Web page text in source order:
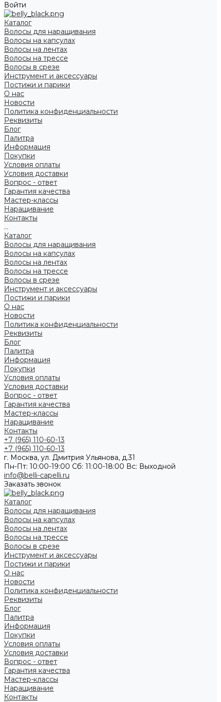
Войти
Каталог
Волосы для наращивания
Волосы на капсулах
Волосы на лентах
Волосы на трессе
Волосы в срезе
Инструмент и аксессуары
Постижи и парики
О нас
Новости
Политика конфиденциальности
Реквизиты
Блог
Палитра
Информация
Покупки
Условия оплаты
Условия доставки
Вопрос - ответ
Гарантия качества
Мастер-классы
Наращивание
Контакты
...
Каталог
Волосы для наращивания
Волосы на капсулах
Волосы на лентах
Волосы на трессе
Волосы в срезе
Инструмент и аксессуары
Постижи и парики
О нас
Новости
Политика конфиденциальности
Реквизиты
Блог
Палитра
Информация
Покупки
Условия оплаты
Условия доставки
Вопрос - ответ
Гарантия качества
Мастер-классы
Наращивание
Контакты
+7 (965) 110-60-13
+7 (965) 110-60-13
г. Москва, ул. Дмитрия Ульянова, д.31
Пн-Пт: 10:00-19:00 Cб: 11:00-18:00 Вс: Выходной
info@belli-capelli.ru
Заказать звонок
Каталог
Волосы для наращивания
Волосы на капсулах
Волосы на лентах
Волосы на трессе
Волосы в срезе
Инструмент и аксессуары
Постижи и парики
О нас
Новости
Политика конфиденциальности
Реквизиты
Блог
Палитра
Информация
Покупки
Условия оплаты
Условия доставки
Вопрос - ответ
Гарантия качества
Мастер-классы
Наращивание
Контакты